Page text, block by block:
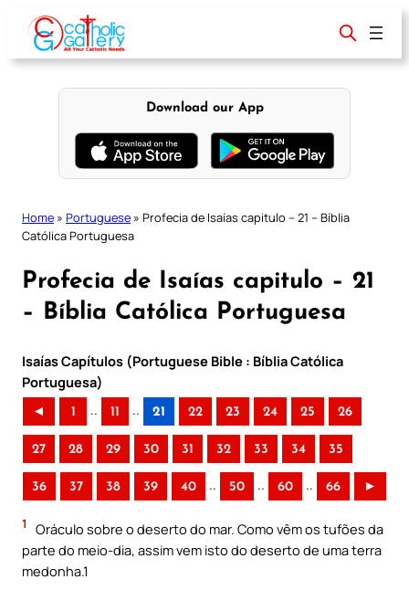
content
Download our App
Home » Portuguese » Profecia de Isaías capitulo – 21 – Bíblia
Católica Portuguesa
Profecia de Isaías capitulo – 21
– Bíblia Católica Portuguesa
Isaías Capítulos (Portuguese Bible : Bíblia Católica
Portuguesa)
◄ 1 .. 11 .. 21 22 23 24 25 26
27 28 29 30 31 32 33 34 35
36 37 38 39 40 .. 50 .. 60 .. 66 ►
1
Oráculo sobre o deserto do mar. Como vêm os tufões da
parte do meio-dia, assim vem isto do deserto de uma terra
medonha.1